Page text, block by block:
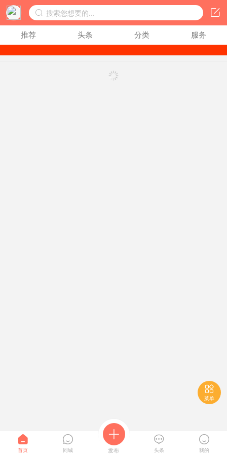
  搜索您想要的... 
推荐 头条 分类 服务

菜单

首页

同城

发布

头条

我的